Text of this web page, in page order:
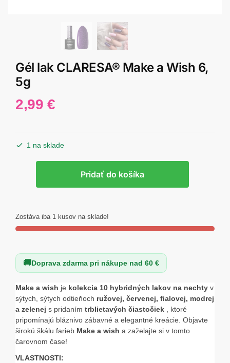
Gél lak CLARESA® Make a Wish 6,
5g
2,99 €
Make a wish je kolekcia 10 hybridných lakov na nechty v
sýtych, sýtych odtieňoch ružovej, červenej, fialovej, modrej
a zelenej s pridaním trblietavých čiastočiek , ktoré
pripomínajú bláznivo zábavné a elegantné kreácie. Objavte
širokú škálu farieb Make a wish a zaželajte si v tomto
čarovnom čase!
VLASTNOSTI:
1 na sklade
Make
a
6,
Pridať do košíka
Zostáva iba 1 kusov na sklade!
Doprava zdarma pri nákupe nad 60 €